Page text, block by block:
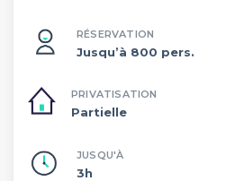
RÉSERVATION
Jusqu’à 800 pers.
PRIVATISATION
Partielle
JUSQU'À
3h